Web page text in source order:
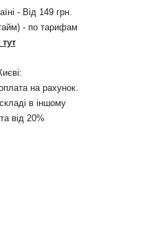
- Від 149 грн.
- по тарифам
на рахунок.
в іншому
від 20%